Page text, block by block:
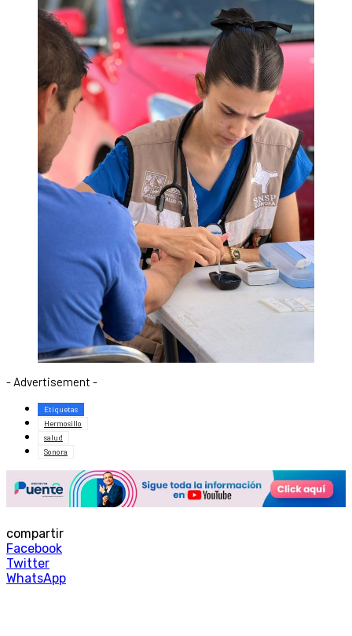
- Advertisement -
Etiquetas
Hermosillo
salud
Sonora
compartir
Facebook
Twitter
WhatsApp